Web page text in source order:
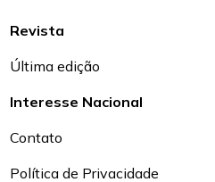
Revista
Última edição
Interesse Nacional
Contato
Política de Privacidade